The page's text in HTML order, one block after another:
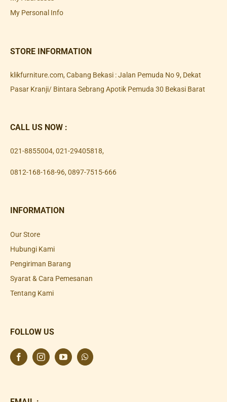
My Personal Info
STORE INFORMATION
klikfurniture.com, Cabang Bekasi : Jalan Pemuda No 9, Dekat
Pasar Kranji/ Bintara Sebrang Apotik Pemuda 30 Bekasi Barat
CALL US NOW :
021-8855004, 021-29405818,
0812-168-168-96, 0897-7515-666
INFORMATION
Our Store
Hubungi Kami
Pengiriman Barang
Syarat & Cara Pemesanan
Tentang Kami
FOLLOW US